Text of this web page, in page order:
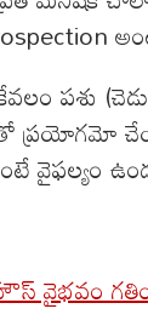
పశు
వైఫల్యం
వైభవం